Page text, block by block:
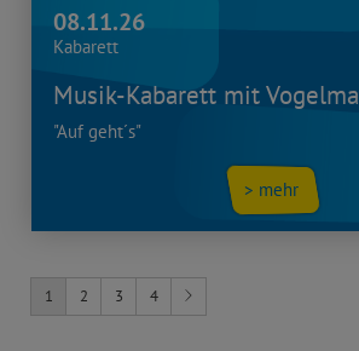
08.11.26
Kabarett
Musik-Kabarett mit
"Auf geht´s"
> mehr
1 2 3 4